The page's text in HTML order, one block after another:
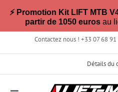
au
Contactez nous ! +33 07 68 91
Détails du
⚡ Promotion Kit LIFT MTB
partir de 1050 euros au